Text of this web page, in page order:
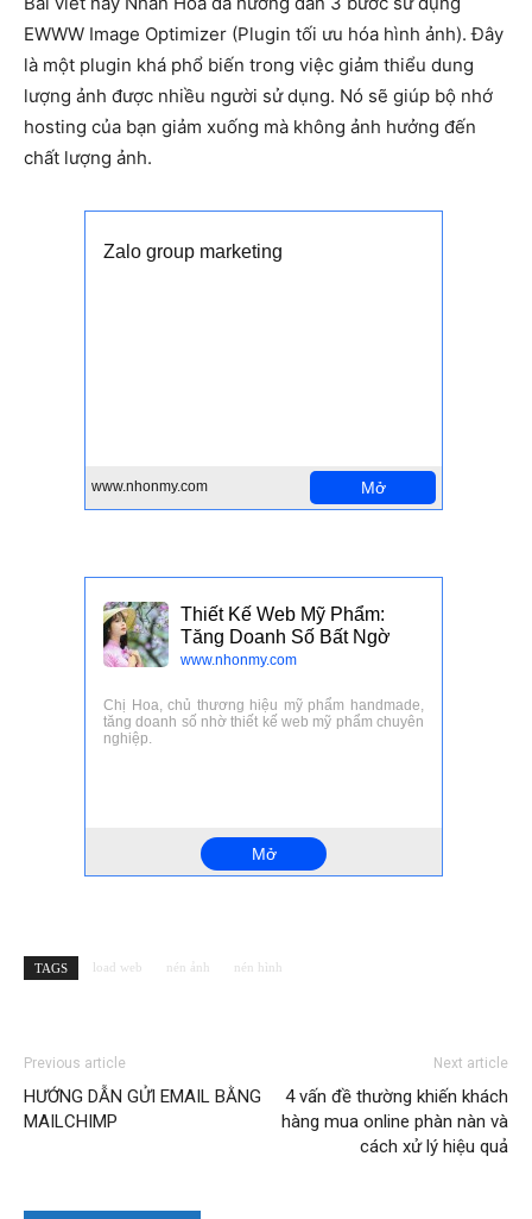
EWWW Image Optimizer (Plugin tối ưu hóa hình ảnh). Đây
là một plugin khá phổ biến trong việc giảm thiểu dung
lượng ảnh được nhiều người sử dụng. Nó sẽ giúp bộ nhớ
hosting của bạn giảm xuống mà không ảnh hưởng đến
chất lượng ảnh.
TAGS load web nén ảnh nén hình
Previous article
HƯỚNG DẪN GỬI EMAIL BẰNG
MAILCHIMP
Next article
4 vấn đề thường khiến khách
hàng mua online phàn nàn và
cách xử lý hiệu quả